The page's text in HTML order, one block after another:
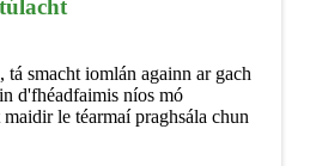
smacht iomlán againn ar gach
d'fhéadfaimis níos mó
le téarmaí praghsála chun